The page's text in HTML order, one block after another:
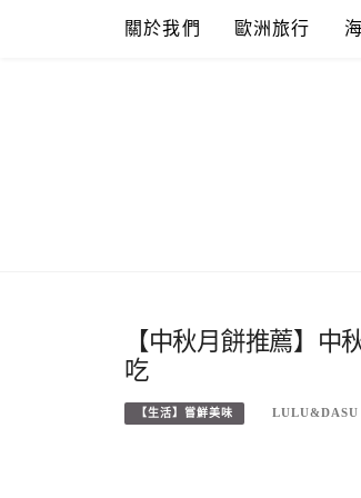
關於我們 歐洲旅行
【中秋月餅推薦】
吃
【生活】嘗鮮美味 LULU&DASU